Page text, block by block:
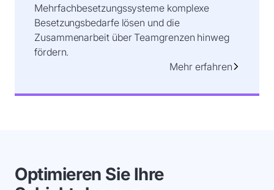
Mehrfachbesetzungssysteme komplexe
Besetzungsbedarfe lösen und die
Zusammenarbeit über Teamgrenzen hinweg
fördern.
Mehr erfahren
Optimieren Sie Ihre